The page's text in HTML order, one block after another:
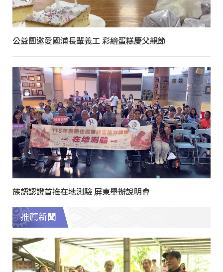
公益團邀愛國浦長輩義工 彩繪蛋糕慶父親節
族語認證首推在地測驗 屏東舉辦說明會
推薦新聞